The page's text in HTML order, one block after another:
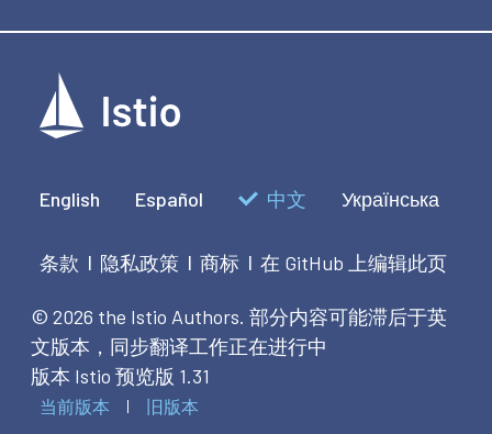
English Español 中文 Українська
条款 | 隐私政策 | 商标 | 在 GitHub 上编辑此页
© 2026 the Istio Authors. 部分内容可能滞后于英
文版本，同步翻译工作正在进行中
版本 Istio 预览版 1.31
当前版本 旧版本